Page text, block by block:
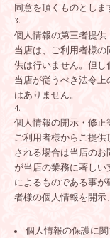
同意を頂くものとしま
個人情報の第三者提供
当店は、ご利用者様
供は行いません。但し
当店が従うべき法令
はありません。
個人情報の開示・修正
ご利用者様からご提
される場合は当店のお
が当店の業務に著しい
によるものである事
者様の個人情報を開示
個人情報の保護に